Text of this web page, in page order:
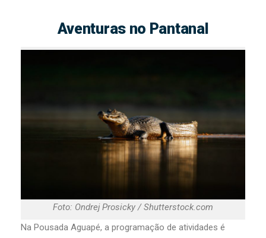
Aventuras no Pantanal
Foto: Ondrej Prosicky / Shutterstock.com
Na Pousada Aguapé, a programação de atividades é